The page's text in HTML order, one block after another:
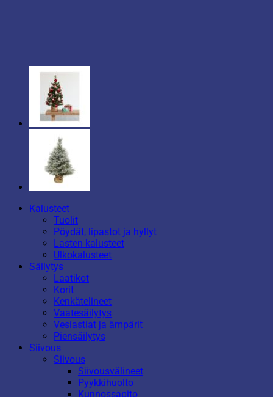
Kalusteet
Tuolit
Pöydät, lipastot ja hyllyt
Lasten kalusteet
Ulkokalusteet
Säilytys
Laatikot
Korit
Kenkätelineet
Vaatesäilytys
Vesiastiat ja ämpärit
Piensäilytys
Siivous
Siivous
Siivousvälineet
Pyykkihuolto
Kunnossapito